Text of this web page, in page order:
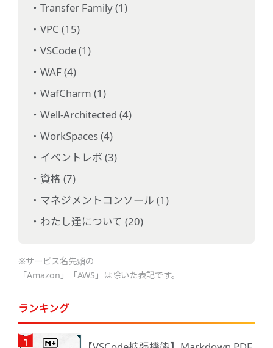
Transfer Family (1)
VPC (15)
VSCode (1)
WAF (4)
WafCharm (1)
Well-Architected (4)
WorkSpaces (4)
イベントレポ (3)
資格 (7)
マネジメントコンソール (1)
わたし達について (20)
※サービス名先頭の
「Amazon」「AWS」は除いた表記です。
ランキング